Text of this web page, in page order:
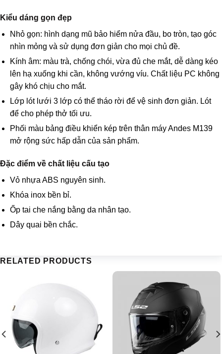
Kiểu dáng gọn đẹp
Nhỏ gọn: hình dạng mũ bảo hiểm nửa đầu, bo tròn, tạo góc
nhìn mỏng và sử dụng đơn giản cho mọi chủ đề.
Kính âm: màu trà, chống chói, vừa đủ che mắt, dễ dàng kéo
lên hạ xuống khi cần, không vướng víu. Chất liệu PC không
gây khó chịu cho mắt.
Lớp lót lưới 3 lớp có thể tháo rời để vệ sinh đơn giản. Lót
để cho phép thở tối ưu.
Phối màu bảng điều khiển kép trên thân máy Andes M139
mở rộng sức hấp dẫn của sản phẩm.
Đặc điểm về chất liệu cấu tạo
Vỏ nhựa ABS nguyên sinh.
Khóa inox bền bỉ.
Ốp tai che nắng bằng da nhân tạo.
Dây quai bền chắc.
RELATED PRODUCTS